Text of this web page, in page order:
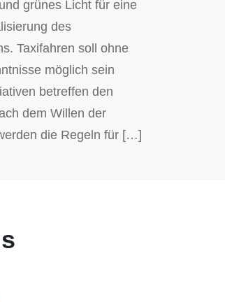
grünes Licht für eine
des
Taxifahren soll ohne
möglich sein
betreffen den
dem Willen der
die Regeln für […]